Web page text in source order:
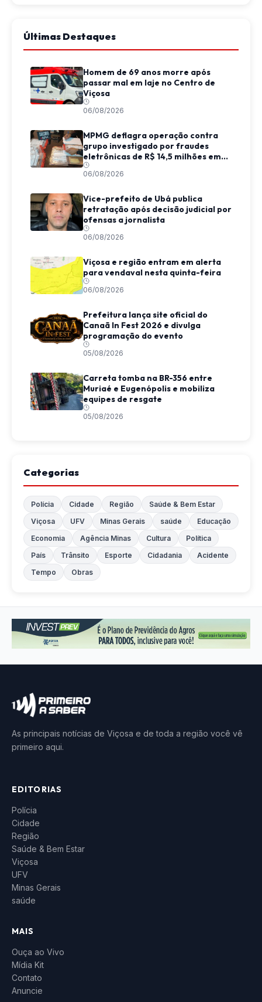
Últimas Destaques
Homem de 69 anos morre após
passar mal em laje no Centro de
Viçosa
06/08/2026
MPMG deflagra operação contra
grupo investigado por fraudes
eletrônicas de R$ 14,5 milhões em
Juiz de Fora
06/08/2026
Vice-prefeito de Ubá publica
retratação após decisão judicial por
ofensas a jornalista
06/08/2026
Viçosa e região entram em alerta
para vendaval nesta quinta-feira
06/08/2026
Prefeitura lança site oficial do
Canaã In Fest 2026 e divulga
programação do evento
05/08/2026
Carreta tomba na BR-356 entre
Muriaé e Eugenópolis e mobiliza
equipes de resgate
05/08/2026
Categorias
Polícia Cidade Região
Saúde & Bem Estar
Viçosa
UFV Minas Gerais saúde
Educação
Economia
Agência Minas Cultura
Política
País
Trânsito Esporte Cidadania
Acidente
Tempo
Obras
As principais notícias de Viçosa e de toda a região você vê
primeiro aqui.
EDITORIAS
Polícia
Cidade
Região
Saúde & Bem Estar
Viçosa
UFV
Minas Gerais
saúde
MAIS
Ouça ao Vivo
Mídia Kit
Contato
Anuncie